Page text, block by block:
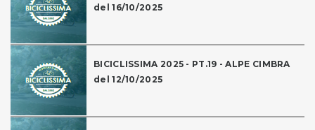
del 16/10/2025
BICICLISSIMA 2025 - PT.19 - ALPE CIMBRA
del 12/10/2025